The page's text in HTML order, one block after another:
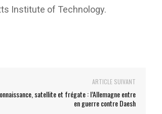
Institute of Technology.
ARTICLE SUIVANT
satellite et frégate : l’Allemagne entre
en guerre contre Daesh